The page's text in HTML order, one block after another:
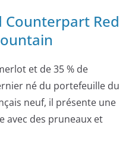
Counterpart Red
et de 35 % de
né du portefeuille du
neuf, il présente une
avec des pruneaux et